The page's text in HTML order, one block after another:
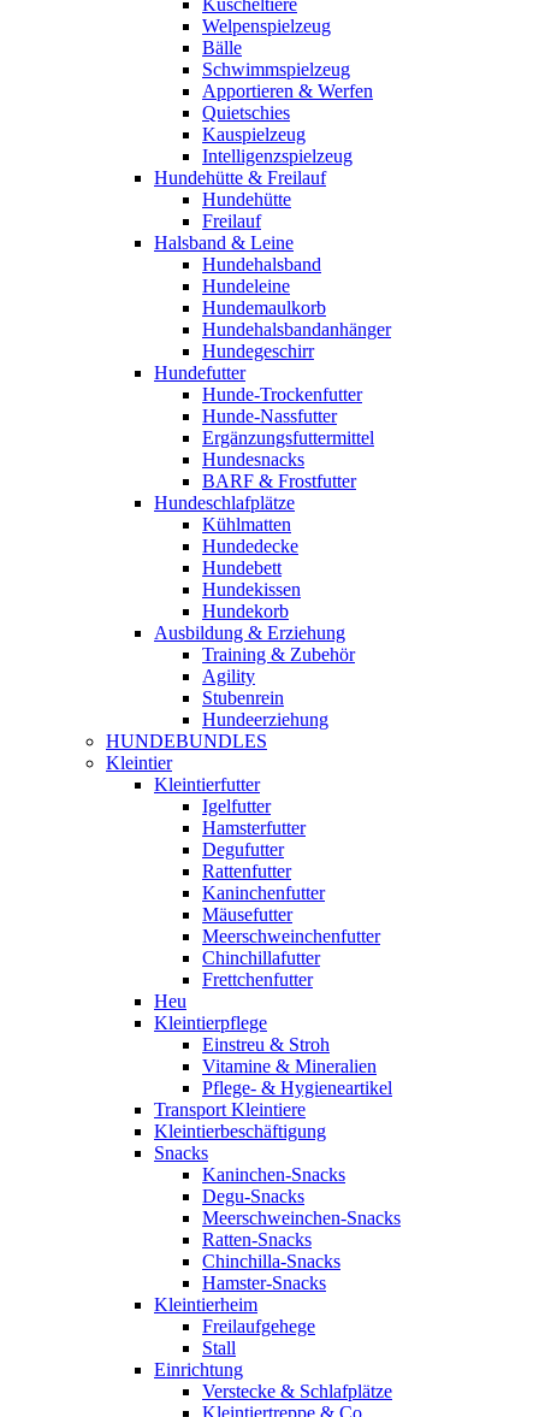
Kuscheltiere
Welpenspielzeug
Bälle
Schwimmspielzeug
Apportieren & Werfen
Quietschies
Kauspielzeug
Intelligenzspielzeug
Hundehütte & Freilauf
Hundehütte
Freilauf
Halsband & Leine
Hundehalsband
Hundeleine
Hundemaulkorb
Hundehalsbandanhänger
Hundegeschirr
Hundefutter
Hunde-Trockenfutter
Hunde-Nassfutter
Ergänzungsfuttermittel
Hundesnacks
BARF & Frostfutter
Hundeschlafplätze
Kühlmatten
Hundedecke
Hundebett
Hundekissen
Hundekorb
Ausbildung & Erziehung
Training & Zubehör
Agility
Stubenrein
Hundeerziehung
HUNDEBUNDLES
Kleintier
Kleintierfutter
Igelfutter
Hamsterfutter
Degufutter
Rattenfutter
Kaninchenfutter
Mäusefutter
Meerschweinchenfutter
Chinchillafutter
Frettchenfutter
Heu
Kleintierpflege
Einstreu & Stroh
Vitamine & Mineralien
Pflege- & Hygieneartikel
Transport Kleintiere
Kleintierbeschäftigung
Snacks
Kaninchen-Snacks
Degu-Snacks
Meerschweinchen-Snacks
Ratten-Snacks
Chinchilla-Snacks
Hamster-Snacks
Kleintierheim
Freilaufgehege
Stall
Einrichtung
Verstecke & Schlafplätze
Kleintiertreppe & Co